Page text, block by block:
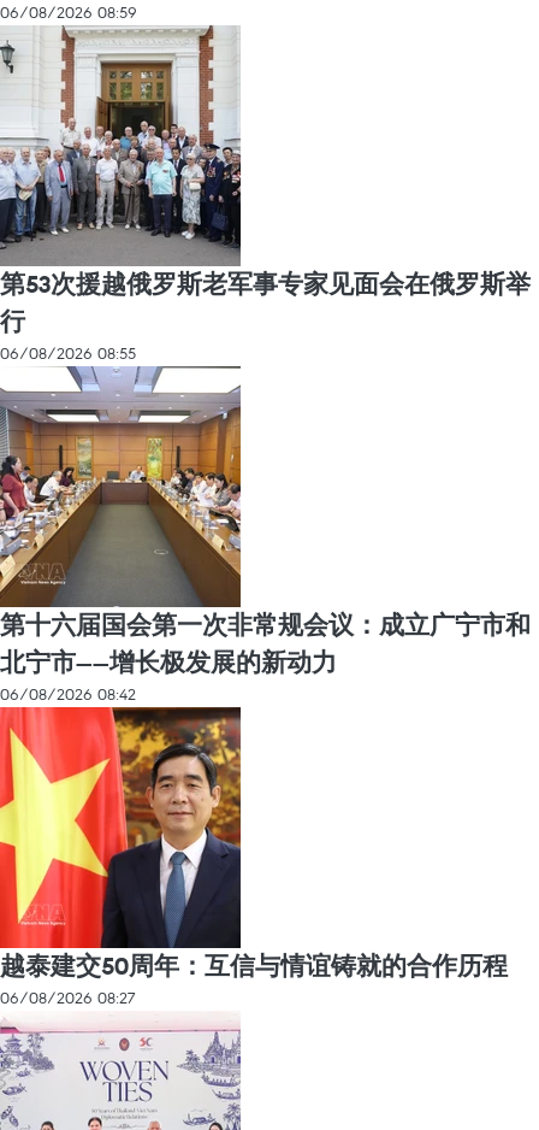
06/08/2026 08:59
第53次援越俄罗斯老军事专家见面会在俄罗斯举
行
06/08/2026 08:55
第十六届国会第一次非常规会议：成立广宁市和
北宁市——增长极发展的新动力
06/08/2026 08:42
越泰建交50周年：互信与情谊铸就的合作历程
06/08/2026 08:27